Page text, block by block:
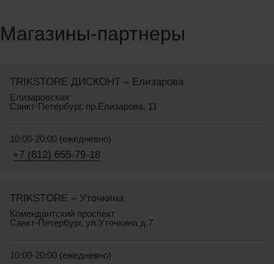
Магазины-партнеры
TRIKSTORE ДИСКОНТ – Елизарова
Елизаровская
Санкт-Петербург, пр.Елизарова, 11
10:00-20:00 (ежедневно)
+7 (812) 655-79-18
TRIKSTORE – Уточкина
Комендантский проспект
Санкт-Петербург, ул.Уточкина д.7
10:00-20:00 (ежедневно)